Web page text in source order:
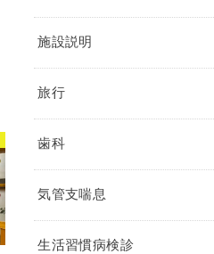
施設説明
旅行
歯科
気管支喘息
生活習慣病検診